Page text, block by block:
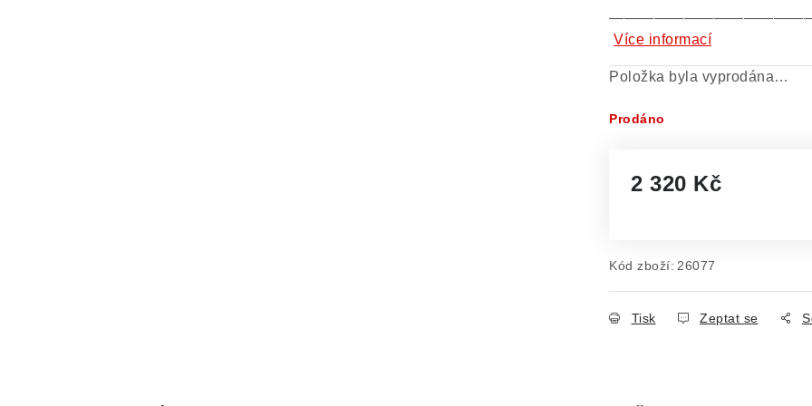
Více informací
Položka byla vyprodána…
Prodáno
2 320 Kč
Kód zboží: 26077
Tisk Zeptat se